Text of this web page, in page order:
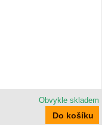
Obvykle skladem